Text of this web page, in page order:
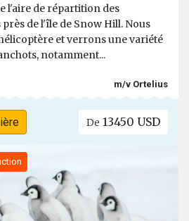
l'aire de répartition des
de l'île de Snow Hill. Nous
et verrons une variété
notamment...
m/v Ortelius
De 13450 USD